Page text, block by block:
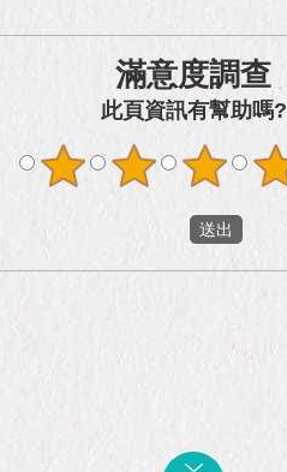
滿意度調查
此頁資訊有幫助嗎?